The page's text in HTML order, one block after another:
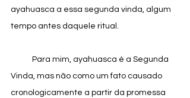
ayahuasca a essa segunda vinda, algum
tempo antes daquele ritual.
Vinda, mas não como um fato causado
cronologicamente a partir da promessa